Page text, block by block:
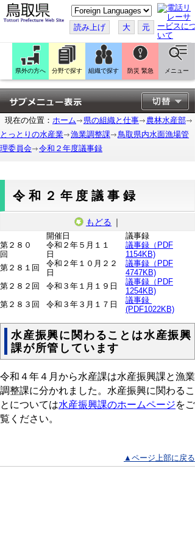
こ
の
ペ
ー
ジ
翻
訳
す
る
読み上げ 大 元
県外の方へ 分野で探す 組織で探す 防災 緊急 メニュー
現在の位置： ホーム 県の組織と仕事
農林水産部
とっとりの水産業
漁業調整課
鳥取県内水面漁場管
理委員会
令和２年度議事録
令和２年度議事録
もどる ｜
開催日
議事録
第２８０
回
令和２年５月１１
日
議事録（PDF
1154KB)
第２８１回
令和２年１０月２２
日
議事録（PDF
4747KB)
第２８２回
令和３年１月１９日
議事録（PDF
1254KB)
第２８３回
令和３年３月１７日
議事録
(PDF1022KB)
水産振興に関わることは水産振興
課が所管しています
令和４年４月から水産課は水産振興課と漁業
調整課に分かれました。水産振興に関わるこ
とについては水産振興課のホームページをご
覧ください。
▲ページ上部に戻る